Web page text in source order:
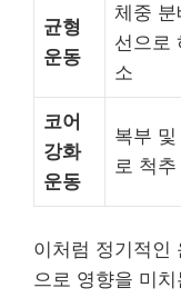
균형
운동
체중 분
선으로
소
코어
강화
운동
복부
로 척
이처럼 정기적인
으로 영향을 미치